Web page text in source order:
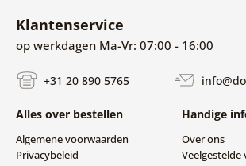
Klantenservice
op werkdagen Ma-Vr: 07:00 - 16:00
+31 20 890 5765
Alles over bestellen
Algemene voorwaarden
Privacybeleid
Handige
Over ons
Veelgestelde